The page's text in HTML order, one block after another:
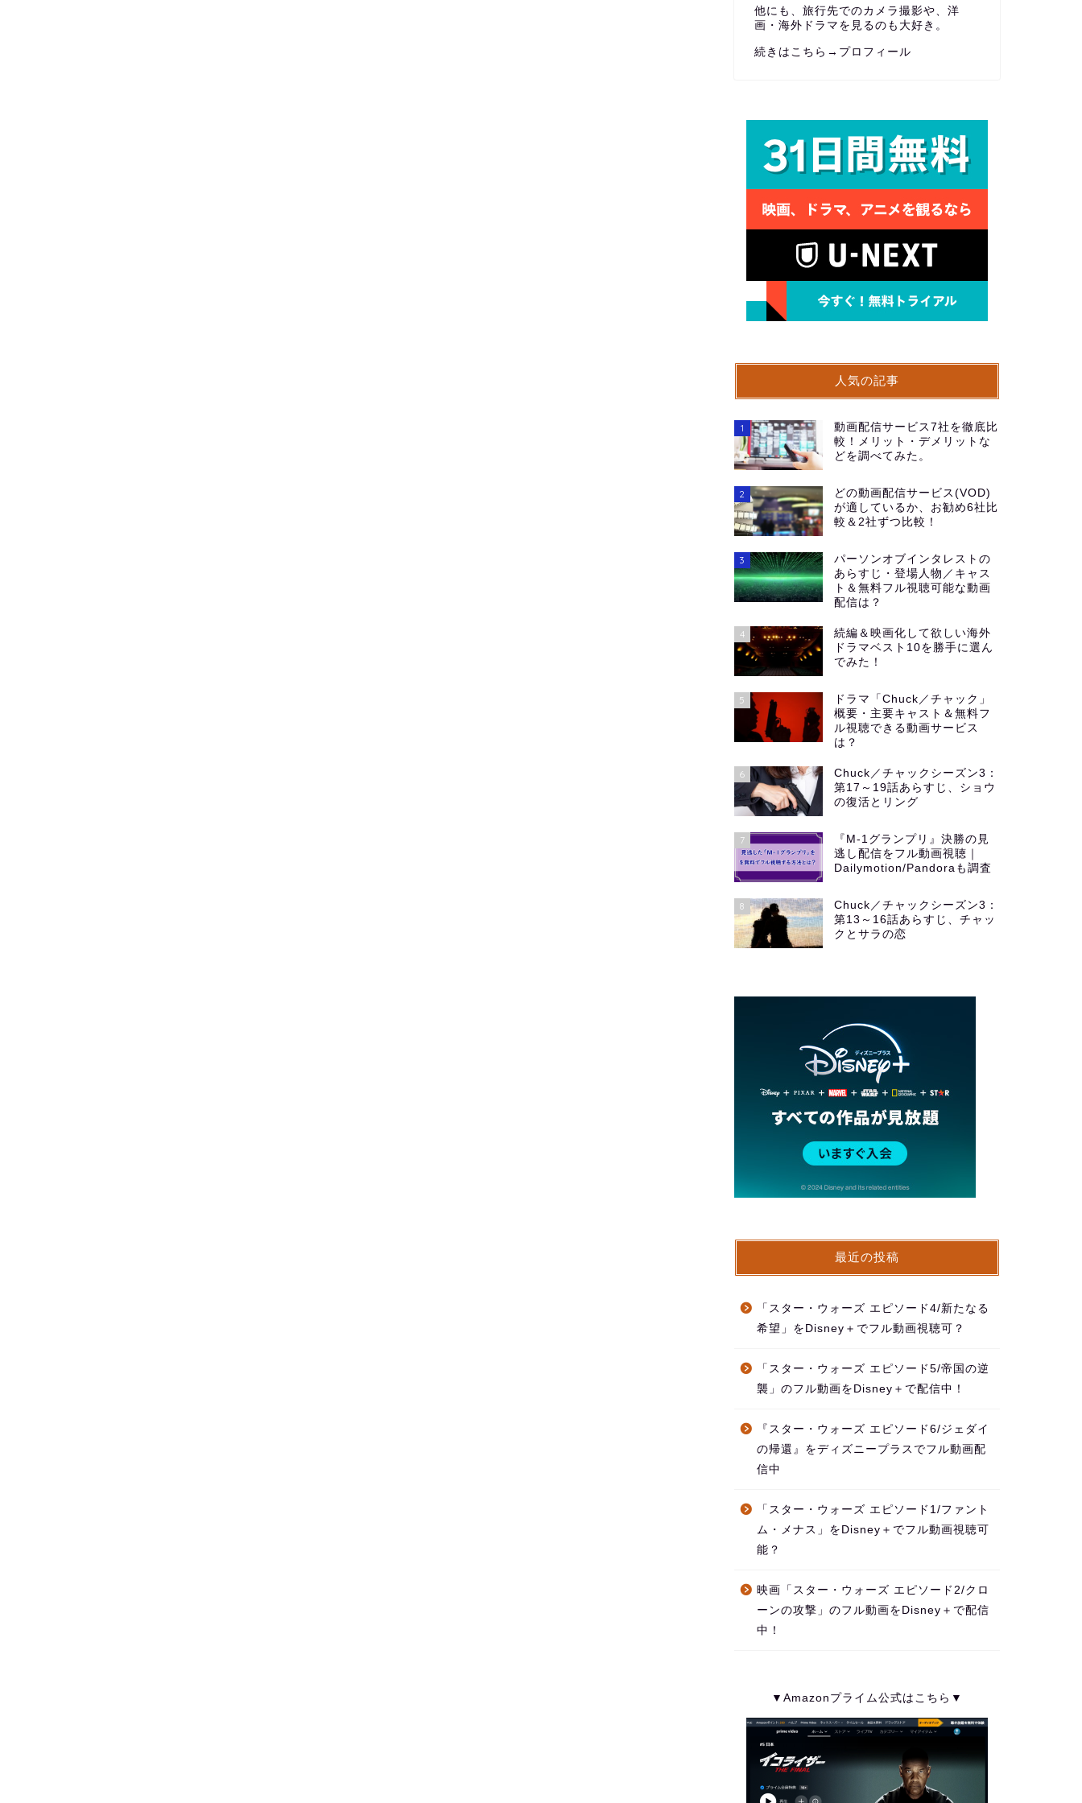
他にも、旅行先でのカメラ撮影や、洋
画・海外ドラマを見るのも大好き。
続きはこちら→ プロフィール
人気の記事
1
動画配信サービス7社を徹底比
較！メリット・デメリットな
どを調べてみた。
2
どの動画配信サービス(VOD)
が適しているか、お勧め6社比
較＆2社ずつ比較！
3
パーソンオブインタレストの
あらすじ・登場人物／キャス
ト＆無料フル視聴可能な動画
配信は？
4
続編＆映画化して欲しい海外
ドラマベスト10を勝手に選ん
でみた！
5
ドラマ「Chuck／チャック」
概要・主要キャスト＆無料フ
ル視聴できる動画サービス
は？
6
Chuck／チャックシーズン3：
第17～19話あらすじ、ショウ
の復活とリング
7
『M-1グランプリ』決勝の見
逃し配信をフル動画視聴｜
Dailymotion/Pandoraも調査
8
Chuck／チャックシーズン3：
第13～16話あらすじ、チャッ
クとサラの恋
最近の投稿
「スター・ウォーズ エピソード4/新たなる
希望」をDisney＋でフル動画視聴可？
「スター・ウォーズ エピソード5/帝国の逆
襲」のフル動画をDisney＋で配信中！
『スター・ウォーズ エピソード6/ジェダイ
の帰還』をディズニープラスでフル動画配
信中
「スター・ウォーズ エピソード1/ファント
ム・メナス」をDisney＋でフル動画視聴可
能？
映画「スター・ウォーズ エピソード2/クロ
ーンの攻撃」のフル動画をDisney＋で配信
中！
▼Amazonプライム公式はこちら▼